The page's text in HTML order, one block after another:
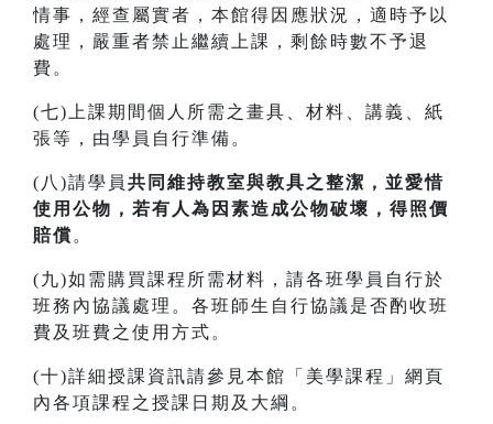
情事，經查屬實者，本館得因應狀況，適時予以
處理，嚴重者禁止繼續上課，剩餘時數不予退
費。
(七)上課期間個人所需之畫具、材料、講義、紙
張等，由學員自行準備。
(八)請學員 共同維持教室與教具之整潔，並愛惜
使用公物，若有人為因素造成公物破壞，得照價
賠償。
(九)如需購買課程所需材料，請各班學員自行於
班務內協議處理。各班師生自行協議是否酌收班
費及班費之使用方式。
(十)詳細授課資訊請參見本館「美學課程」網頁
內各項課程之授課日期及大綱。